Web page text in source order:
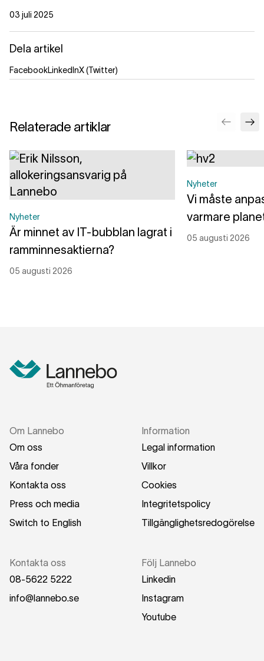
03 juli 2025
Dela artikel
FacebookLinkedInX (Twitter)
Relaterade artiklar
Nyheter
Är minnet av IT-bubblan lagrat i
ramminnesaktierna?
05 augusti 2026
Nyheter
Vi måste
varmare
05 augusti 2026
Om Lannebo
Om oss
Våra fonder
Kontakta oss
Press och media
Switch to English
Information
Legal information
Villkor
Cookies
Integritetspolicy
Tillgänglighetsredogörelse
Kontakta oss
08-5622 5222
info@lannebo.se
Följ Lannebo
Linkedin
Instagram
Youtube